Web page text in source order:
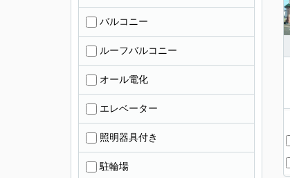
バルコニー
ルーフバルコニー
オール電化
エレベーター
照明器具付き
駐輪場